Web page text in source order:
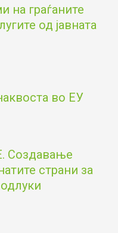
на граѓаните
од јавната
во ЕУ
Создавање
страни за